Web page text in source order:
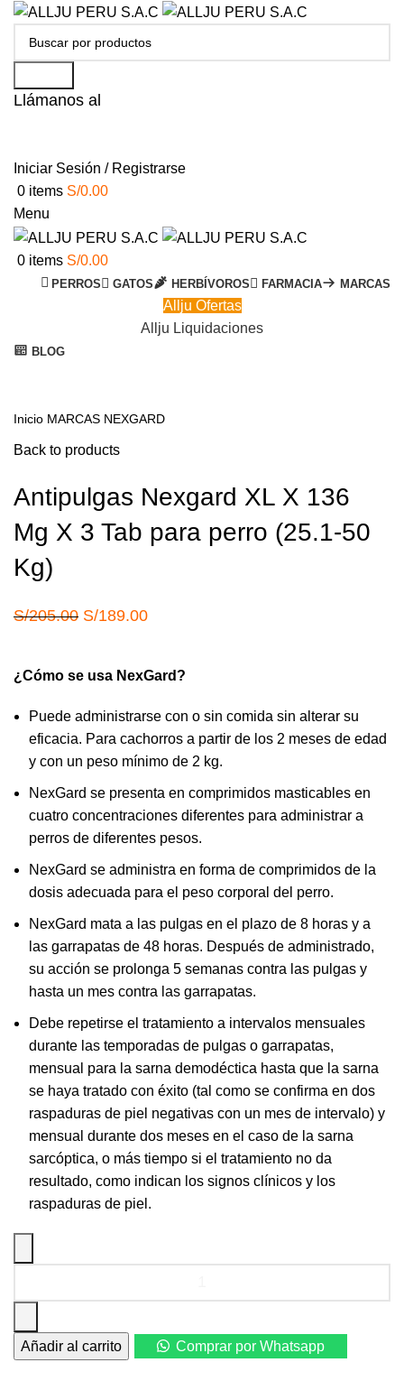
Llámanos al
Iniciar Sesión / Registrarse
0 items S/0.00
Menu
0 items S/0.00
PERROS GATOS HERBÍVOROS FARMACIA MARCAS
Allju Ofertas
Allju Liquidaciones
BLOG
-8%
Inicio MARCAS NEXGARD
Back to products
Antipulgas Nexgard XL X 136
Mg X 3 Tab para perro (25.1-50
Kg)
S/205.00 El
S/205.00.
S/189.00El
S/189.00.
¿Cómo se usa NexGard?
Puede administrarse con o sin comida sin alterar su
eficacia. Para cachorros a partir de los 2 meses de edad
y con un peso mínimo de 2 kg.
NexGard se presenta en comprimidos masticables en
cuatro concentraciones diferentes para administrar a
perros de diferentes pesos.
NexGard se administra en forma de comprimidos de la
dosis adecuada para el peso corporal del perro.
NexGard mata a las pulgas en el plazo de 8 horas y a
las garrapatas de 48 horas. Después de administrado,
su acción se prolonga 5 semanas contra las pulgas y
hasta un mes contra las garrapatas.
Debe repetirse el tratamiento a intervalos mensuales
durante las temporadas de pulgas o garrapatas,
mensual para la sarna demodéctica hasta que la sarna
se haya tratado con éxito (tal como se confirma en dos
raspaduras de piel negativas con un mes de intervalo) y
mensual durante dos meses en el caso de la sarna
sarcóptica, o más tiempo si el tratamiento no da
resultado, como indican los signos clínicos y los
raspaduras de piel.
X
136
Añadir al carrito Comprar por Whatsapp